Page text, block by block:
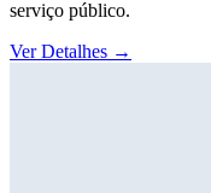
serviço público.
Ver Detalhes →